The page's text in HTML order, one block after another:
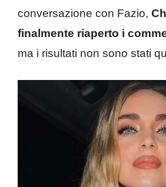
conversazione con Fazio,
finalmente riaperto i
ma i risultati non sono stati